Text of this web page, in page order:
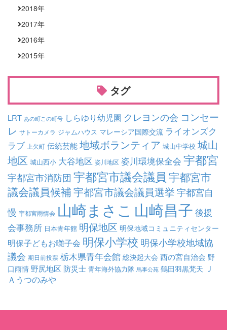
2018年
2017年
2016年
2015年
タグ
LRT あの町この町号 しらゆり幼児園 クレヨンの会 コンセー
レ サトーカメラ ジャムハウス マレーシア国際交流 ライオンズク
ラブ 上欠町 伝統芸能地域ボランティア 城山中学校 城山
地区 城山西小 大谷地区 姿川地区 姿川環境保全会 宇都宮
宇都宮市消防団 宇都宮市議会議員 宇都宮市
議会議員候補宇都宮市議会議員選挙 宇都宮自
慢 宇都宮雨情会 山崎まさこ 山崎昌子 後援
会事務所 日本青年館 明保地区 明保地域コミュニティセンター
明保子どもお囃子会 明保小学校 明保小学校地域協
議会 期日前投票 栃木県青年会館 総決起大会 西の宮自治会 野
口雨情 野尻地区 防災士 青年海外協力隊 馬事公苑 鶴田羽黒梵天
Ｊ
Ａうつのみや